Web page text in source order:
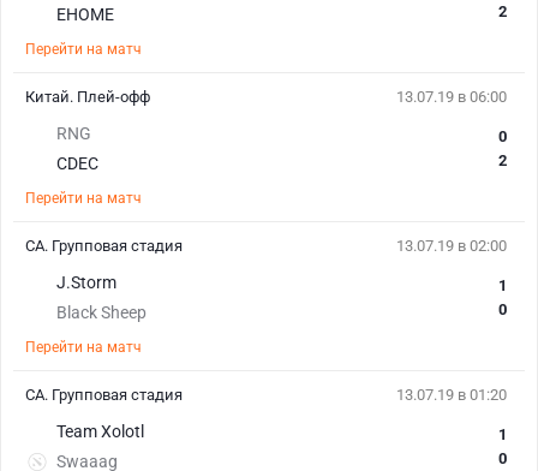
EHOME
2
Перейти на матч
13.07.19 в 06:00
RNG
CDEC
0
2
Перейти на матч
Китай. Плей-офф
13.07.19 в 02:00
J.Storm
Black Sheep
1
0
Перейти на матч
СА. Групповая стадия
13.07.19 в 01:20
Team Xolotl
Swaaag
1
0
СА. Групповая стадия